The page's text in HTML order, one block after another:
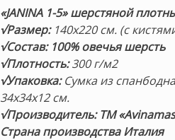
«JANINA 1-5» шерстяной
√Размер:140х220 см. (с
√Состав: 100% овечья шерсть
√Плотность:300 г/м2
√Упаковка:Сумка из спанбодна
34х34х12 см.
√Производитель: ТМ «Avinamas
Страна производства Италия